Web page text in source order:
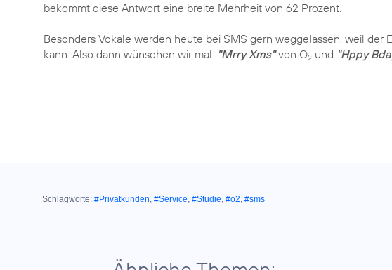
bekommt diese Antwort eine breite Mehrheit von 62 Prozent.
Besonders Vokale werden heute bei SMS gern weggelassen, weil der
kann. Also dann wünschen wir mal: "Mrry Xms"von O2 und "Hppy
Schlagworte: #Privatkunden, #Service, #Studie, #o2, #sms